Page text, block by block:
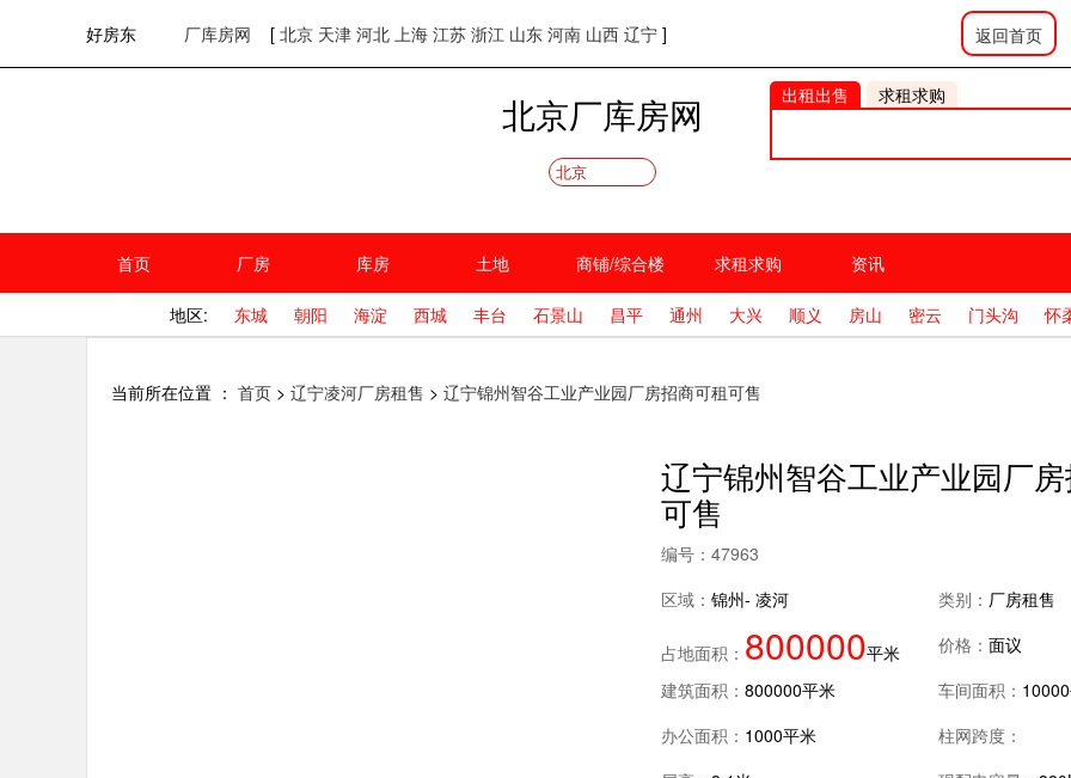
好房东 厂库房网 [ 北京 天津 河北 上海 江苏 浙江 山东 河南 山西 辽宁 ] 返回首页
欢迎访问好房东！网站首页
北京厂库房网
北京
出租出售 求租求购
首页 厂房 库房 土地 商铺/综合楼 求租求购 资讯
地区: 东城 朝阳 海淀 西城 丰台 石景山 昌平 通州 大兴 顺义 房山 密云 门头沟 怀
当前所在位置 ： 首页 > 辽宁凌河厂房租售 > 辽宁锦州智谷工业产业园厂房招商可租可售
辽宁锦州智谷工业产业园厂
可售
编号： 47963
区域： 锦州- 凌河 类别： 厂房租售
占地面积： 800000平米 价格： 面议
建筑面积： 800000平米 车间面积：
办公面积： 1000平米
柱网跨度：